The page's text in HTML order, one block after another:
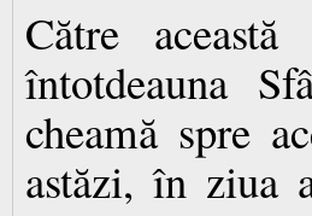
Către
întotdeauna
cheamă spre
astăzi, în ziua